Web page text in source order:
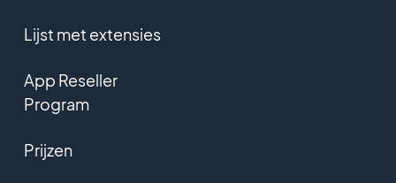
Lijst met extensies
App Reseller
Program
Prijzen